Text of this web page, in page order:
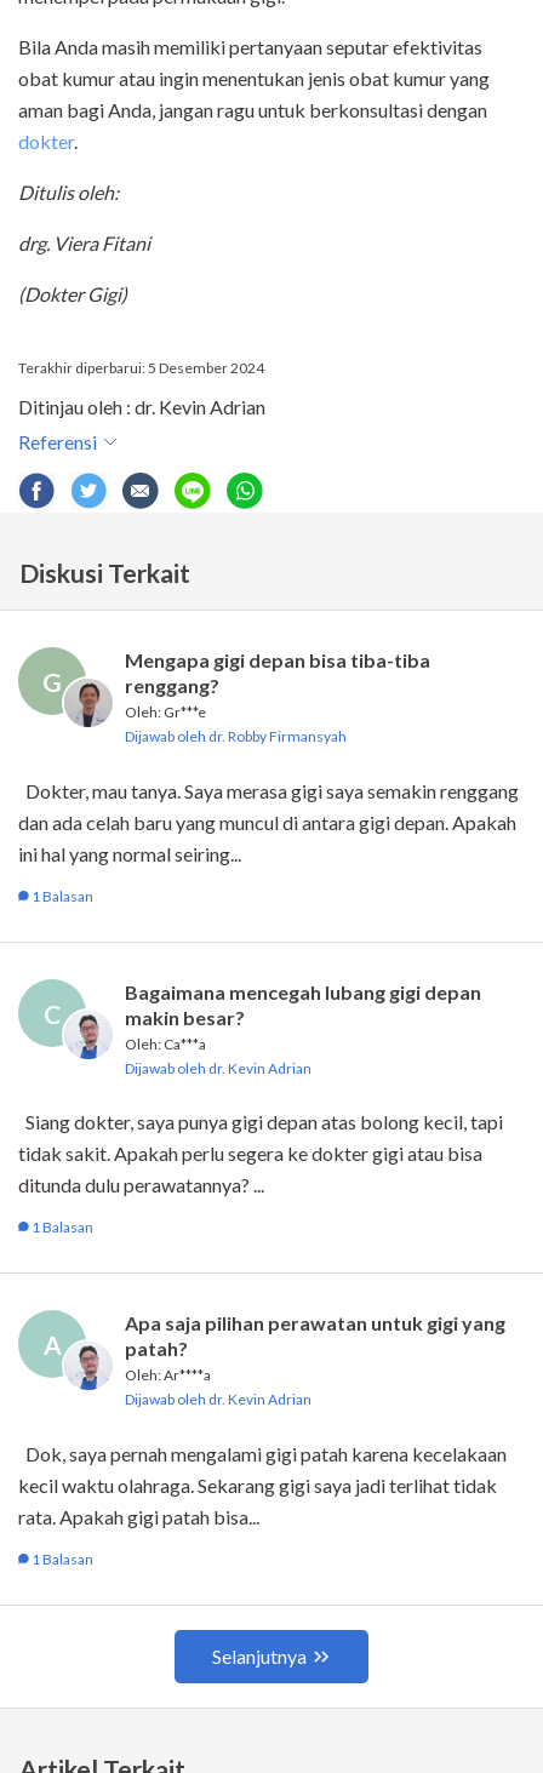
Bila Anda masih memiliki pertanyaan seputar efektivitas
obat kumur atau ingin menentukan jenis obat kumur yang
aman bagi Anda, jangan ragu untuk berkonsultasi dengan
dokter.
Ditulis oleh:
drg. Viera Fitani
(Dokter Gigi)
Terakhir diperbarui: 5 Desember 2024